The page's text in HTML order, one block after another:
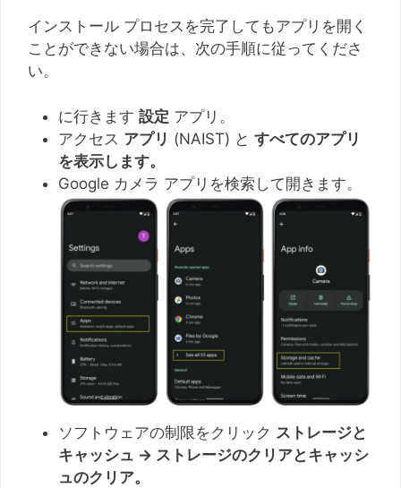
インストール プロセスを完了してもアプリを開く
ことができない場合は、次の手順に従ってくださ
い。
に行きます 設定 アプリ。
アクセス アプリ (NAIST) と すべてのアプリ
を表示します。
Google カメラ アプリを検索して開きます。
ソフトウェアの制限をクリック ストレージと
キャッシュ → ストレージのクリアとキャッシ
ュのクリア。